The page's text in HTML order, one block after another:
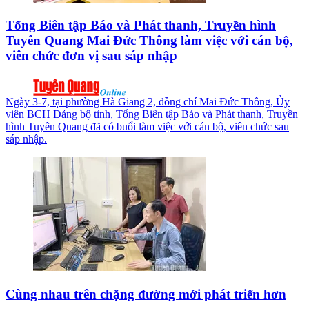
Tổng Biên tập Báo và Phát thanh, Truyền hình
Tuyên Quang Mai Đức Thông làm việc với cán bộ,
viên chức đơn vị sau sáp nhập
Ngày 3-7, tại phường Hà Giang 2, đồng chí Mai Đức Thông, Ủy
viên BCH Đảng bộ tỉnh, Tổng Biên tập Báo và Phát thanh, Truyền
hình Tuyên Quang đã có buổi làm việc với cán bộ, viên chức sau
sáp nhập.
Cùng nhau trên chặng đường mới phát triển hơn